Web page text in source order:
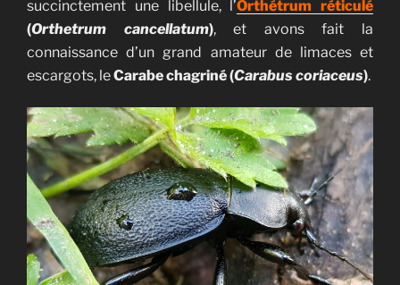
succinctement une libellule, l’Orthétrum réticulé
(Orthetrum cancellatum), et avons fait la
connaissance d’un grand amateur de limaces et
escargots, leCarabe chagriné (Carabus coriaceus).